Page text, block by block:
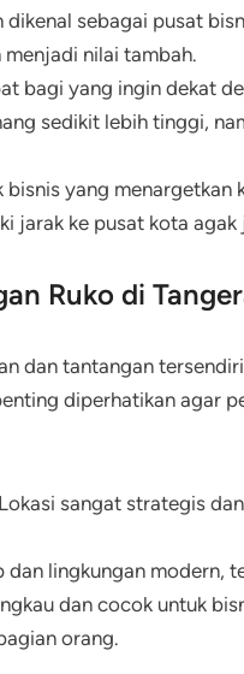
dikenal sebagai pusat
nilai tambah.
bagi yang ingin dekat
sedikit lebih tinggi,
bisnis yang menargetkan
jarak ke pusat kota agak
Ruko di
dan tantangan
diperhatikan agar
Lokasi sangat strategis
dan lingkungan modern,
dan cocok untuk
orang.